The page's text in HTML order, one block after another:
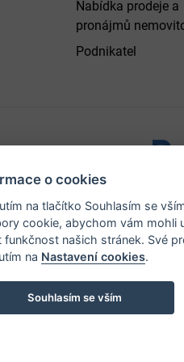
o cookies
na tlačítko Souhlasím se
cookie, abychom vám mohli
funkčnost našich stránek. Své
na Nastavení cookies.
Souhlasím se vším
Nabídka prodeje a
pronájmů
Podnikatel